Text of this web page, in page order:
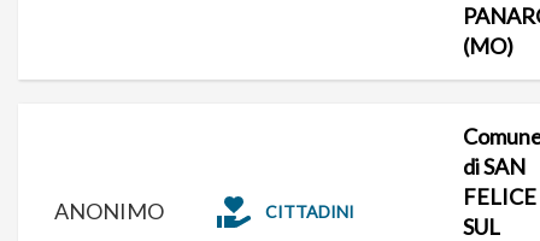
(MO)
ANONIMO CITTADINI
di SAN
FELICE
SUL